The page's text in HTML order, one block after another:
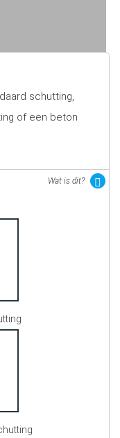
schutting,
of een beton
Wat is dit?